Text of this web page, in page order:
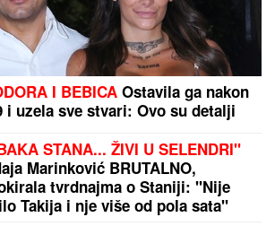
I BEBICA Ostavila ga nakon
i uzela sve stvari: Ovo su detalji
STANA... ŽIVI U SELENDRI"
Marinković BRUTALNO,
tvrdnajma o Staniji: "Nije
Takija i nje više od pola sata"